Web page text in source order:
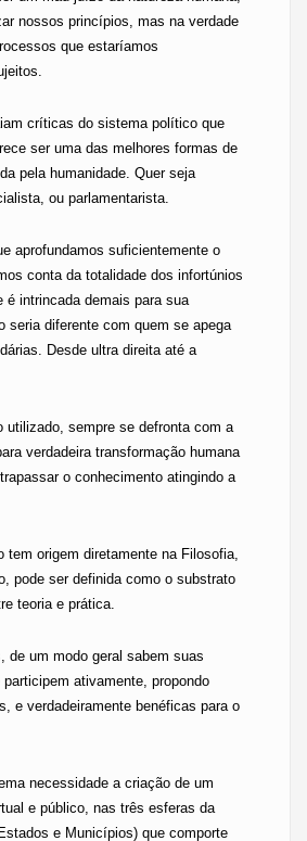
nossos princípios, mas na verdade
que estaríamos
críticas do sistema político que
ser uma das melhores formas de
pela humanidade. Quer seja
ou parlamentarista.
aprofundamos suficientemente o
conta da totalidade dos infortúnios
é intrincada demais para sua
seria diferente com quem se apega
Desde ultra direita até a
utilizado, sempre se defronta com a
verdadeira transformação humana
o conhecimento atingindo a
tem origem diretamente na Filosofia,
pode ser definida como o substrato
teoria e prática.
de um modo geral sabem suas
ativamente, propondo
e verdadeiramente benéficas para o
necessidade a criação de um
e público, nas três esferas da
e Municípios) que comporte